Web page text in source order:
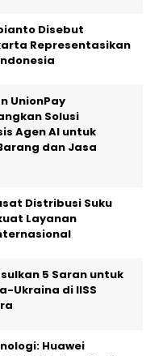
Disebut
Representasikan
UnionPay
Solusi
Agen AI untuk
dan Jasa
Distribusi Suku
Layanan
5 Saran untuk
Ukraina di IISS
Huawei